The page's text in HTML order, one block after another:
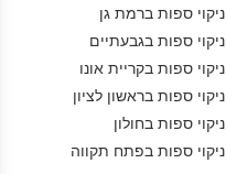
ניקוי ספות ברמת גן
ניקוי ספות בגבעתיים
ניקוי ספות בקריית אונו
ניקוי ספות בראשון לציון
ניקוי ספות בחולון
ניקוי ספות בפתח תקווה